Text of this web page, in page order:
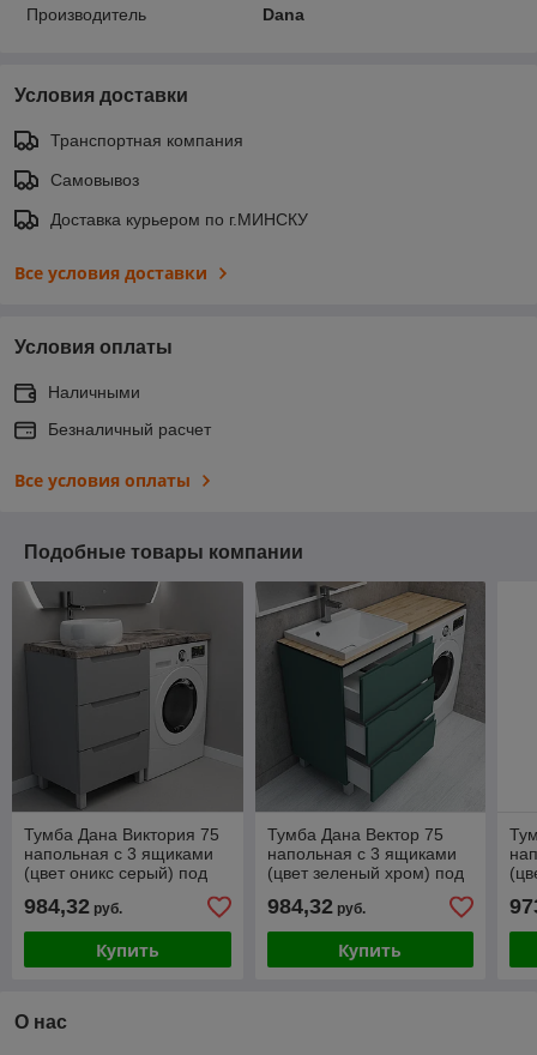
Производитель Dana
Условия доставки
Транспортная компания
Самовывоз
Доставка курьером по г.МИНСКУ
Все условия доставки
Условия оплаты
Наличными
Безналичный расчет
Все условия оплаты
Подобные товары компании
Тумба Дана Виктория 75
напольная с 3 ящиками
(цвет оникс серый) под
столешницу 135 см над
стиральной машиной
984,32 руб.
Купить
Тумба Дана Вектор 75
напольная с 3 ящиками
(цвет зеленый хром) под
столешницу 135 см над
стиральной машиной
984,32руб.
Купить
О нас